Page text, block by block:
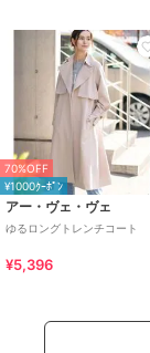
70%OFF
¥1000ｸｰﾎﾟﾝ
アー・ヴェ・ヴェ
ゆるロングトレンチコート
¥5,396